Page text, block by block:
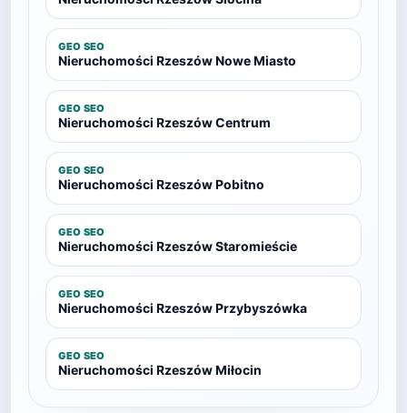
GEO SEO
Nieruchomości Rzeszów Nowe Miasto
GEO SEO
Nieruchomości Rzeszów Centrum
GEO SEO
Nieruchomości Rzeszów Pobitno
GEO SEO
Nieruchomości Rzeszów Staromieście
GEO SEO
Nieruchomości Rzeszów Przybyszówka
GEO SEO
Nieruchomości Rzeszów Miłocin